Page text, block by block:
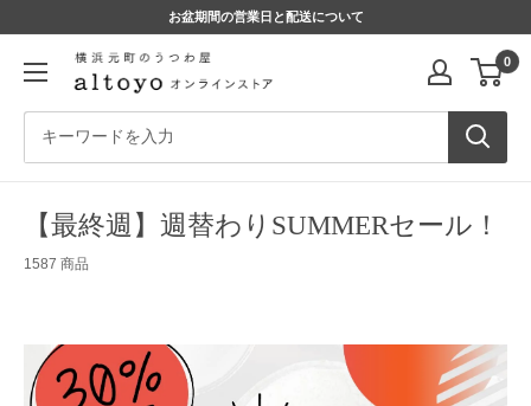
お盆期間の営業日と配送について
altoyo
online
0
【最終週】週替わりSUMMERセール！
1587 商品